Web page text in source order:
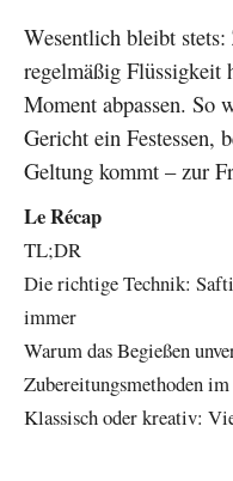
Wesentlich bleibt
regelmäßig Flüssigkeit
Moment abpassen. So
Gericht ein Festessen,
Geltung kommt – zur
Le Récap
TL;DR
Die richtige Technik:
immer
Warum das Begießen
Zubereitungsmethoden
Klassisch oder kreativ: